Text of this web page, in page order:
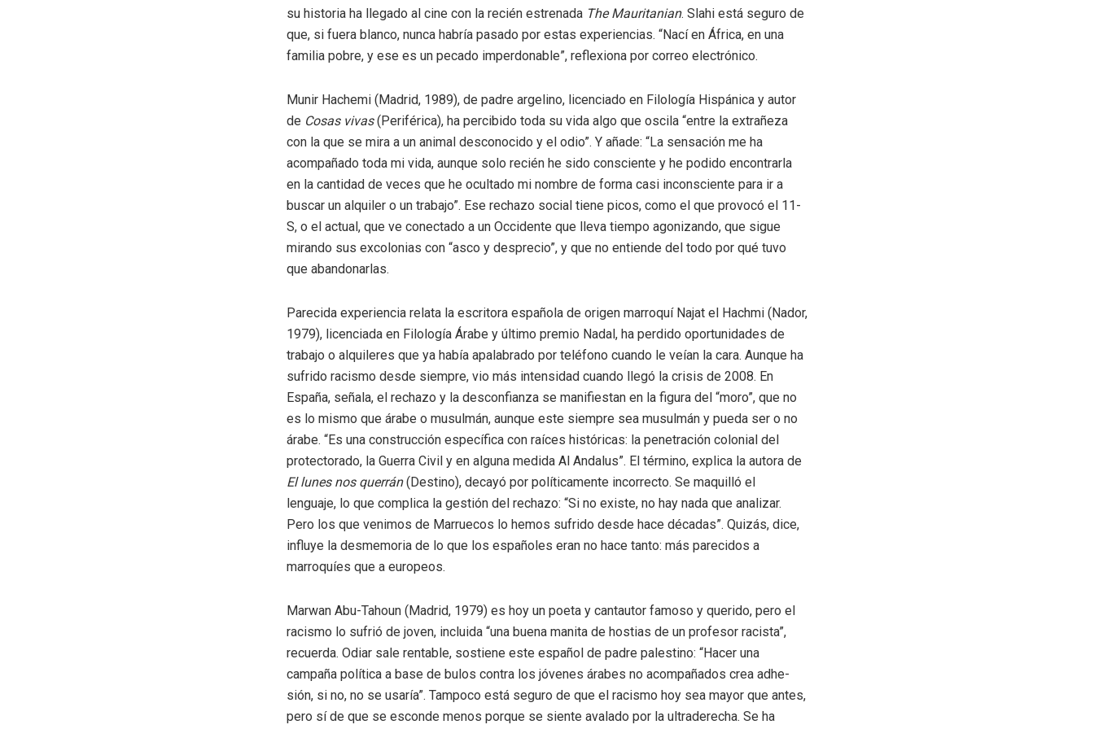
su historia ha llegado al cine con la recién estrenada The Mauritanian. Slahi está seguro de
que, si fuera blanco, nunca habría pasado por estas experiencias. “Nací en África, en una
familia pobre, y ese es un pecado imperdonable”, reflexiona por correo electrónico.
Munir Hachemi (Madrid, 1989), de padre argelino, licenciado en Filología Hispánica y autor
de Cosas vivas(Periférica), ha percibido toda su vida algo que oscila “entre la extrañeza
con la que se mira a un animal desconocido y el odio”. Y añade: “La sensación me ha
acompañado toda mi vida, aunque solo recién he sido consciente y he podido encontrarla
en la cantidad de veces que he ocultado mi nombre de forma casi inconsciente para ir a
buscar un alquiler o un trabajo”. Ese rechazo social tiene picos, como el que provocó el 11-
S, o el actual, que ve conectado a un Occidente que lleva tiempo agonizando, que sigue
mirando sus excolonias con “asco y desprecio”, y que no entiende del todo por qué tuvo
que abandonarlas.
Parecida experiencia relata la escritora española de origen marroquí Najat el Hachmi (Nador,
1979), licenciada en Filología Árabe y último premio Nadal, ha perdido oportunidades de
trabajo o alquileres que ya había apalabrado por teléfono cuando le veían la cara. Aunque ha
sufrido racismo desde siempre, vio más intensidad cuando llegó la crisis de 2008. En
España, señala, el rechazo y la desconfianza se manifiestan en la figura del “moro”, que no
es lo mismo que árabe o musulmán, aunque este siempre sea musulmán y pueda ser o no
árabe. “Es una construcción específica con raíces históricas: la penetración colonial del
protectorado, la Guerra Civil y en alguna medida Al Andalus”. El término, explica la autora de
El lunes nos querrán(Destino), decayó por políticamente incorrecto. Se maquilló el
lenguaje, lo que complica la gestión del rechazo: “Si no existe, no hay nada que analizar.
Pero los que venimos de Marruecos lo hemos sufrido desde hace décadas”. Quizás, dice,
influye la desmemoria de lo que los españoles eran no hace tanto: más parecidos a
marroquíes que a europeos.
Marwan Abu-Tahoun (Madrid, 1979) es hoy un poeta y cantautor famoso y querido, pero el
racismo lo sufrió de joven, incluida “una buena manita de hostias de un profesor racista”,
recuerda. Odiar sale rentable, sostiene este español de padre palestino: “Hacer una
campaña política a base de bulos contra los jóvenes árabes no acompañados crea adhe­
sión, si no, no se usaría”. Tampoco está seguro de que el racismo hoy sea mayor que antes,
pero sí de que se esconde menos porque se siente avalado por la ultraderecha. Se ha